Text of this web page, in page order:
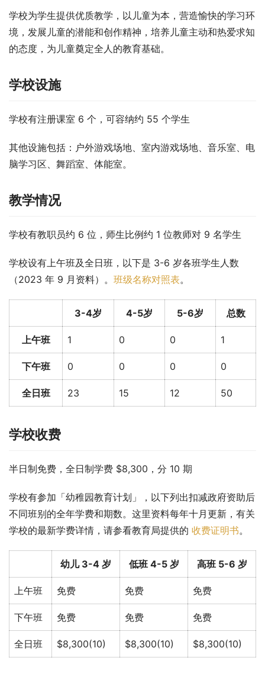
学校为学生提供优质教学，以儿童为本，营造愉快的学习环
境，发展儿童的潜能和创作精神，培养儿童主动和热爱求知
的态度，为儿童奠定全人的教育基础。
学校设施
学校有注册课室 6 个，可容纳约 55 个学生
其他设施包括：户外游戏场地、室内游戏场地、音乐室、电
脑学习区、舞蹈室、体能室。
教学情况
学校有教职员约 6 位，师生比例约 1 位教师对 9 名学生
学校设有上午班及全日班，以下是 3-6 岁各班学生人数
（2023 年 9 月资料）。 班级名称对照表。
3-4岁 4-5岁 5-6岁 总数
上午班 1 0 0 1
下午班 0 0 0 0
全日班 23 15 12 50
学校收费
半日制免费，全日制学费 $8,300，分 10 期
学校有参加「幼稚园教育计划」，以下列出扣减政府资助后
不同班别的全年学费和期数。这里资料每年十月更新，有关
学校的最新学费详情，请参看教育局提供的 收费证明书。
幼儿 3-4 岁 低班 4-5 岁 高班 5-6 岁
上午班 免费 免费 免费
下午班 免费 免费 免费
全日班 $8,300(10) $8,300(10) $8,300(10)